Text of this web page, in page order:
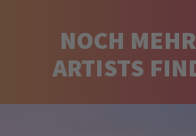
NOCH
ARTISTS